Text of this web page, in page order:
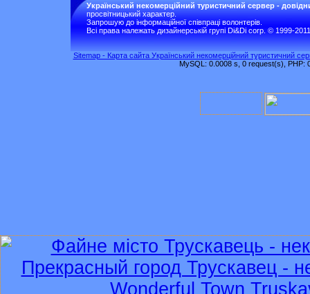
Український некомерційний туристичний сервер -
просвітницький характер.
Запрошую до інформаційної співпраці волонтерів.
Всі права належать дизайнерській групі Di&Di corp. © 1999-2011
Sitemap - Карта сайта Український некомерційний туристичний
MySQL: 0.0008 s, 0 request(s), PHP: